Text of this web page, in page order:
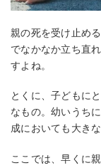
親の死を受け止め
でなかなか立ち直
すよね。
とくに、子どもに
なもの。幼いうち
成においても大き
ここでは、早くに